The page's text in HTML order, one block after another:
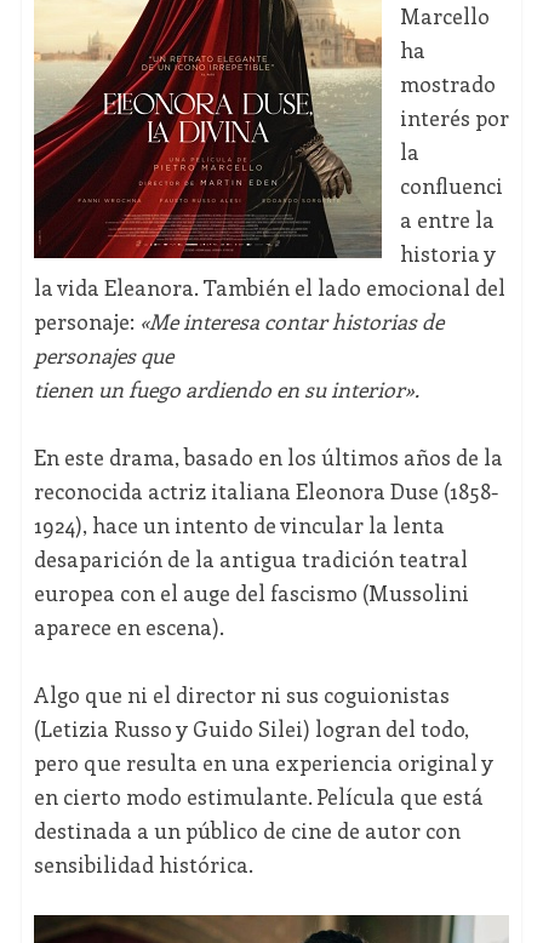
Marcello
ha
mostrado
interés por
la
confluenci
a entre la
historia y
la vida Eleanora. También el lado emocional del
personaje: «Me interesa contar historias de
personajes que
tienen un fuego ardiendo en su interior».
En este drama, basado en los últimos años de la
reconocida actriz italiana Eleonora Duse (1858-
1924), hace un intento de vincular la lenta
desaparición de la antigua tradición teatral
europea con el auge del fascismo (Mussolini
aparece en escena).
Algo que ni el director ni sus coguionistas
(Letizia Russo y Guido Silei) logran del todo,
pero que resulta en una experiencia original y
en cierto modo estimulante. Película que está
destinada a un público de cine de autor con
sensibilidad histórica.